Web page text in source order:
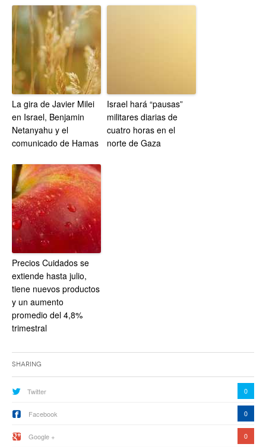
La gira de Javier Milei
en Israel, Benjamin
Netanyahu y el
comunicado de Hamas
Israel hará “pausas”
militares diarias de
cuatro horas en el
norte de Gaza
Precios Cuidados se
extiende hasta julio,
tiene nuevos productos
y un aumento
promedio del 4,8%
trimestral
Sharing
Twitter 0
Facebook 0
Google + 0